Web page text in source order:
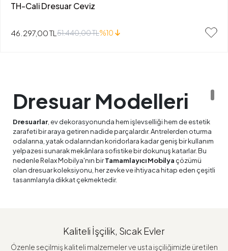
TH-Cali Dresuar Ceviz
46.297,00 TL 51.440,00 TL%10
Dresuar Modelleri
Dresuarlar , ev dekorasyonunda hem işlevselliği hem de estetik
zarafeti bir araya getiren nadide parçalardır. Antrelerden oturma
odalarına, yatak odalarından koridorlara kadar geniş bir kullanım
yelpazesi sunarak mekânlara sofistike bir dokunuş katarlar. Bu
nedenle Relax Mobilya'nın birTamamlayıcı Mobilya çözümü
olan dresuar koleksiyonu, her zevke ve ihtiyaca hitap eden çeşitli
tasarımlarıyla dikkat çekmektedir.
Nerelerde Kullanılır?
Dresuar
Kaliteli İşçilik, Sıcak Evler
Özenle seçilmiş kaliteli malzemeler ve usta işçiliğimizle üretilen